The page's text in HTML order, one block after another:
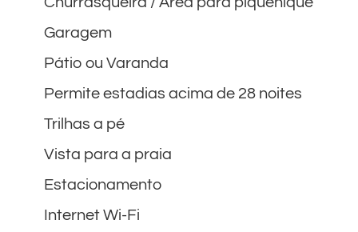
Garagem
Pátio ou Varanda
Permite estadias acima de 28 noites
Trilhas a pé
Vista para a praia
Estacionamento
Internet Wi-Fi